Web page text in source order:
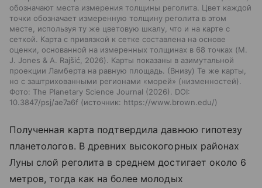
обозначают места измерения толщины реголита. Цвет каждой
точки обозначает измеренную толщину реголита в этом
месте, используя ту же цветовую шкалу, что и на карте с
сеткой. Карта с привязкой к сетке составлена на основе
оценки, основанной на измеренных толщинах в 68 точках (M.
J. Jones & A. Rajšić, 2026). Карты показаны в азимутальной
проекции Ламберта на равную площадь. (Внизу) Те же карты,
но с заштрихованными регионами «морей» (низменностей).
Фото: The Planetary Science Journal (2026). DOI:
10.3847/psj/ae7a6f
источник: https://www.brown.edu/
Полученная карта подтвердила давнюю гипотезу
планетологов. В древних высокогорных районах
Луны слой реголита в среднем достигает около 6
метров, тогда как на более молодых